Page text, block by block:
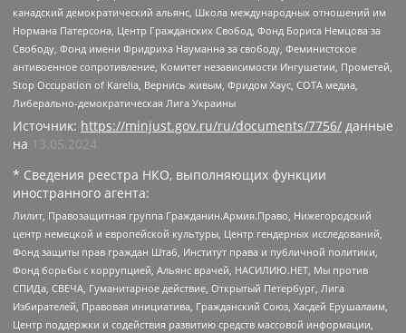
канадский демократический альянс, Школа международных отношений им
Нормана Патерсона, Центр Гражданских Свобод, Фонд Бориса Немцова за
Свободу, Фонд имени Фридриха Науманна за свободу, Феминистское
антивоенное сопротивление, Комитет независимости Ингушетии, Прометей,
Stop Occupation of Karelia, Вернись живым, Фридом Хаус, СОТА медиа,
Либерально-демократическая Лига Украины
Источник: https://minjust.gov.ru/ru/documents/7756/ данные
на 13.05.2024
* Сведения реестра НКО, выполняющих функции
иностранного агента:
Лилит, Правозащитная группа Гражданин.Армия.Право, Нижегородский
центр немецкой и европейской культуры, Центр гендерных исследований,
Фонд защиты прав граждан Штаб, Институт права и публичной политики,
Фонд борьбы с коррупцией, Альянс врачей, НАСИЛИЮ.НЕТ, Мы против
СПИДа, СВЕЧА, Гуманитарное действие, Открытый Петербург, Лига
Избирателей, Правовая инициатива, Гражданский Союз, Хасдей Ерушалаим,
Центр поддержки и содействия развитию средств массовой информации,